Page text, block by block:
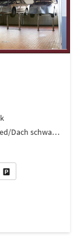
Liminal Red/Dach schwarz Metallic (S60E)
anDatei, Fahrzeugexposé